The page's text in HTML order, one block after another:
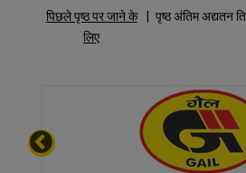
पिछले पृष्ठ पर जाने के
लिए
पृष्ठ अंतिम अद्यतन